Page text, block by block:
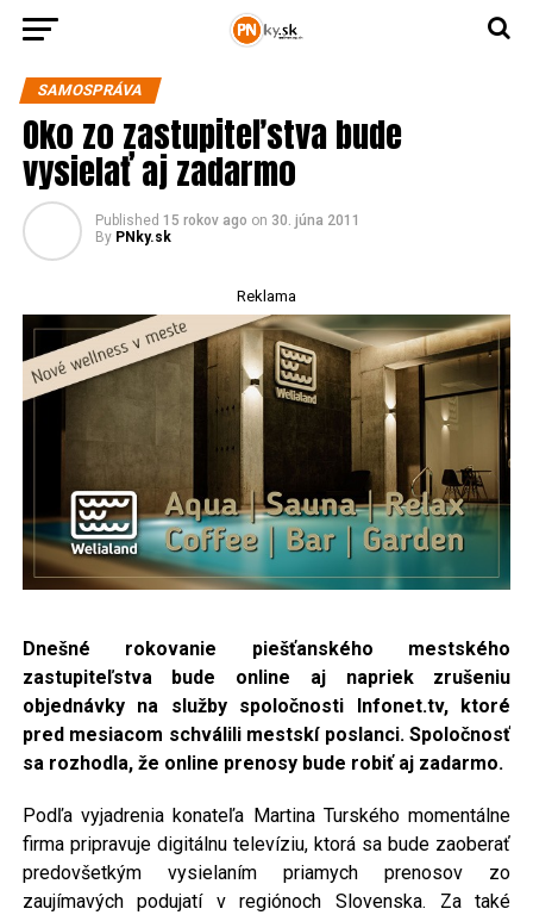
SAMOSPRÁVA
Oko zo zastupiteľstva bude
vysielať aj zadarmo
Published 15 rokov ago on 30. júna 2011
By PNky.sk
Reklama
Dnešné rokovanie piešťanského mestského
zastupiteľstva bude online aj napriek zrušeniu
objednávky na službyspoločnosti Infonet.tv, ktoré
pred mesiacom schválili mestskí poslanci. Spoločnosť
sa rozhodla, že online prenosy bude robiť aj zadarmo.
Podľa vyjadrenia konateľa Martina Turského momentálne
firma pripravuje digitálnu televíziu, ktorá sa bude zaoberať
predovšetkým vysielaním priamych prenosov zo
zaujímavých podujatí v regiónoch Slovenska. Za také